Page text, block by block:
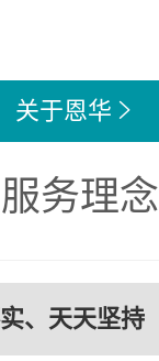
关于恩华 
服务理念
、天天坚持